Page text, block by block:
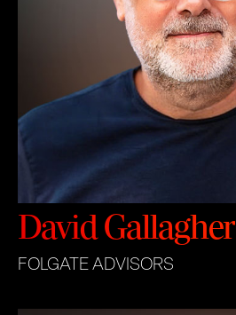
David Gallagher
FOLGATE ADVISORS